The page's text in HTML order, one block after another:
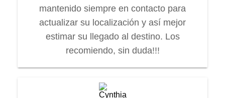
mantenido siempre en contacto para
actualizar su localización y así mejor
estimar su llegado al destino. Los
recomiendo, sin duda!!!